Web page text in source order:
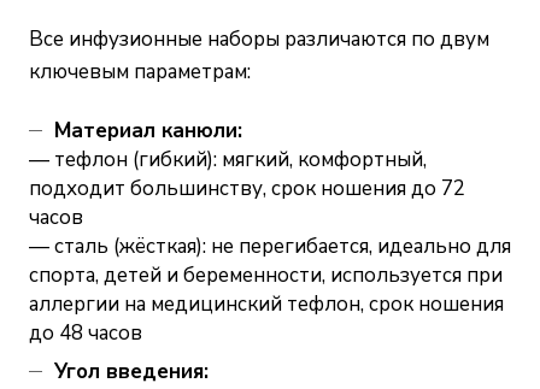
Все инфузионные наборы различаются по двум
ключевым параметрам:
Материал канюли:
— тефлон (гибкий): мягкий, комфортный,
подходит большинству, срок ношения до 72
часов
— сталь (жёсткая): не перегибается, идеально для
спорта, детей и беременности, используется при
аллергии на медицинский тефлон, срок ношения
до 48 часов
Угол введения: